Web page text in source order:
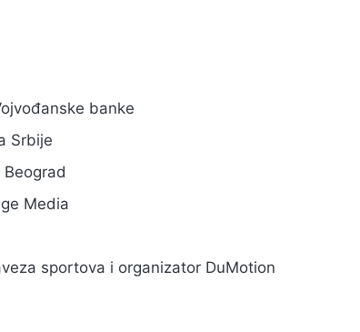
banke
Srbije
Media
sportova i organizator DuMotion